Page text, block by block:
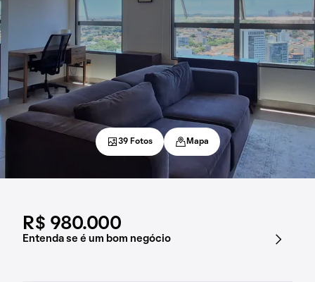
R$ 980.000
Entenda se é um bom negócio
39 Fotos Mapa